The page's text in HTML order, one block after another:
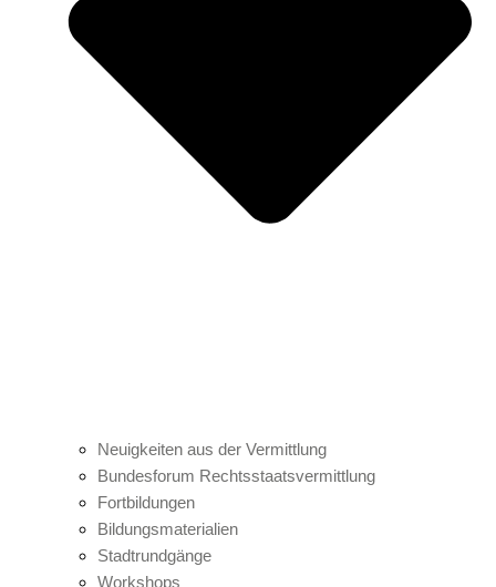
Neuigkeiten aus der Vermittlung
Bundesforum Rechtsstaatsvermittlung
Fortbildungen
Bildungsmaterialien
Stadtrundgänge
Workshops